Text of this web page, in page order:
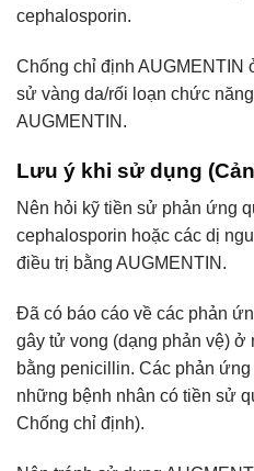
cephalosporin.
Chống chỉ định AUGMENTIN
sử vàng da/rối loạn chức
AUGMENTIN.
Lưu ý khi sử dụng
Nên hỏi kỹ tiền sử phản ứng
cephalosporin hoặc các dị
điều trị bằng AUGMENTIN.
Đã có báo cáo về các phản
gây tử vong (dạng phản vệ) ở
bằng penicillin. Các phản
những bệnh nhân có tiền sử
Chống chỉ định).